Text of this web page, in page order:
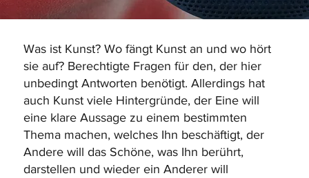
Was ist Kunst? Wo fängt Kunst an und wo hört
sie auf? Berechtigte Fragen für den, der hier
unbedingt Antworten benötigt. Allerdings hat
auch Kunst viele Hintergründe, der Eine will
eine klare Aussage zu einem bestimmten
Thema machen, welches Ihn beschäftigt, der
Andere will das Schöne, was Ihn berührt,
darstellen und wieder ein Anderer will